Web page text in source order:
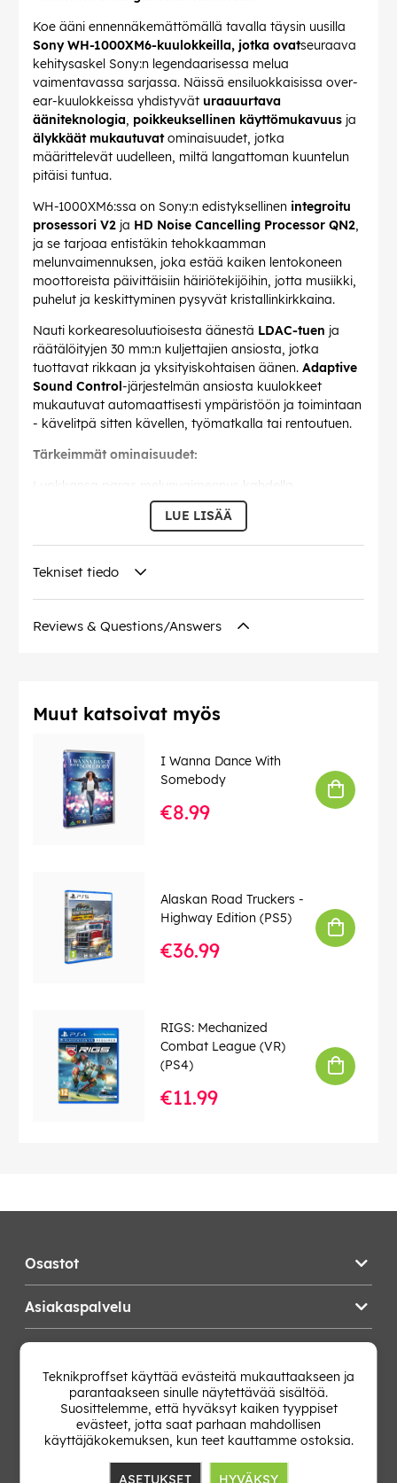
Koe ääni ennennäkemättömällä tavalla täysin uusilla
Sony WH-1000XM6-kuulokkeilla, jotka ovatseuraava
kehitysaskel Sony:n legendaarisessa melua
vaimentavassa sarjassa. Näissä ensiluokkaisissa over-
ear-kuulokkeissa yhdistyvät uraauurtava
ääniteknologia, poikkeuksellinen käyttömukavuus ja
älykkäät mukautuvatominaisuudet, jotka
määrittelevät uudelleen, miltä langattoman kuuntelun
pitäisi tuntua.
WH-1000XM6:ssa on Sony:n edistyksellinen integroitu
prosessori V2 ja HD Noise Cancelling Processor QN2,
ja se tarjoaa entistäkin tehokkaamman
melunvaimennuksen, joka estää kaiken lentokoneen
moottoreista päivittäisiin häiriötekijöihin, jotta musiikki,
puhelut ja keskittyminen pysyvät kristallinkirkkaina.
Nauti korkearesoluutioisesta äänestä LDAC-tuen ja
räätälöityjen 30 mm:n kuljettajien ansiosta, jotka
tuottavat rikkaan ja yksityiskohtaisen äänen. Adaptive
Sound Control-järjestelmän ansiosta kuulokkeet
mukautuvat automaattisesti ympäristöön ja toimintaan
- kävelitpä sitten kävellen, työmatkalla tai rentoutuen.
Tärkeimmät ominaisuudet:
Luokkansa paras melunvaimennus kahdella
Immersiivinen korkearesoluutioinen ääni LDAC:n ja
(10 min = 5 tuntia)
Monipisteliitäntäsaumattomaan laitteen vaihtamiseen
Automaattinen tauko, kun otat ne pois
Erittäin mukava, kokoontaitettava muotoilu
ensiluokkaisilla materiaaleilla varustettuna
Yhteensopiva ääniavustajan kanssa (Google Assistant,
Alexa, Siri)
Tämä teksti on käännetty automaattisesti, virheitä voi
4548736162617
LUE LISÄÄ
Tekniset tiedo
Reviews & Questions/Answers
Muut katsoivat myös
I Wanna Dance With
Somebody
€8.99
Alaskan Road Truckers -
Highway Edition (PS5)
€36.99
RIGS: Mechanized
Combat League (VR)
(PS4)
€11.99
Osastot
Asiakaspalvelu
Vaihda Maa
Teknikproffset käyttää evästeitä mukauttaakseen ja
parantaakseen sinulle näytettävää sisältöä.
Suosittelemme, että hyväksyt kaiken tyyppiset
evästeet, jotta saat parhaan mahdollisen
käyttäjäkokemuksen, kun teet kauttamme ostoksia.
ASETUKSET HYVÄKSY